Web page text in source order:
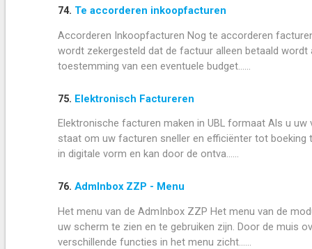
74. Te accorderen inkoopfacturen
Accorderen Inkoopfacturen Nog te accorderen
wordt zekergesteld dat de factuur alleen betaald
toestemming van een eventuele budget......
75. Elektronisch Factureren
Elektronische facturen maken in UBL formaat Als u
staat om uw facturen sneller en efficiënter tot boeking
in digitale vorm en kan door de ontva......
76. AdmInbox ZZP - Menu
Het menu van de AdmInbox ZZP Het menu van de
uw scherm te zien en te gebruiken zijn. Door de muis
verschillende functies in het menu zicht......